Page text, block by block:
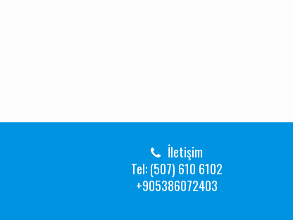
İletişim
Tel: (507) 610 6102
+905386072403